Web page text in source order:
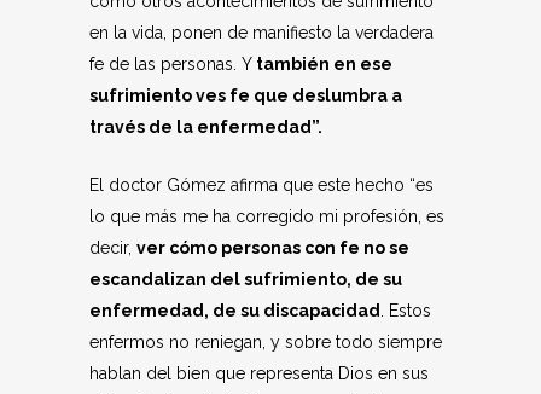
en la vida, ponen de manifiesto la verdadera
fe de las personas. Y también en ese
sufrimiento ves fe que deslumbra a
través de la enfermedad”.
El doctor Gómez afirma que este hecho “es
lo que más me ha corregido mi profesión, es
decir, ver cómo personas con fe no se
escandalizan del sufrimiento, de su
enfermedad, de su discapacidad
. Estos
enfermos no reniegan, y sobre todo siempre
hablan del bien que representa Dios en sus